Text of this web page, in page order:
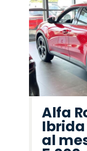
Alfa
Ibrida
al